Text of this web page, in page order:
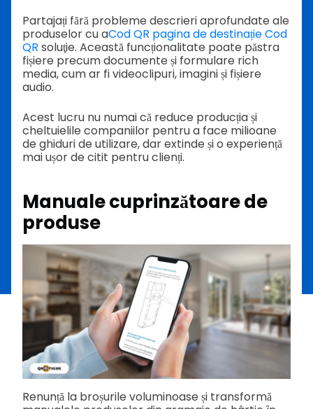
Partajați fără probleme descrieri aprofundate ale
produselor cu aCod QR pagina de destinație Cod
QR soluţie. Această funcționalitate poate păstra
fișiere precum documente și formulare rich
media, cum ar fi videoclipuri, imagini și fișiere
audio.
Acest lucru nu numai că reduce producția și
cheltuielile companiilor pentru a face milioane
de ghiduri de utilizare, dar extinde și o experiență
mai ușor de citit pentru clienți.
Manuale cuprinzătoare de
produse
Renunță la broșurile voluminoase și transformă